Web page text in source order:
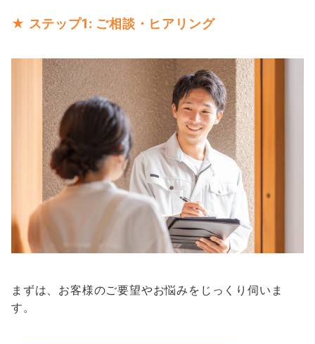
★ ステップ1: ご相談・ヒアリング
まずは、お客様のご要望やお悩みをじっくり伺いま
す。